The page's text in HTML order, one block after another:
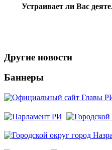
Устраивает ли Вас
Другие новости
Баннеры